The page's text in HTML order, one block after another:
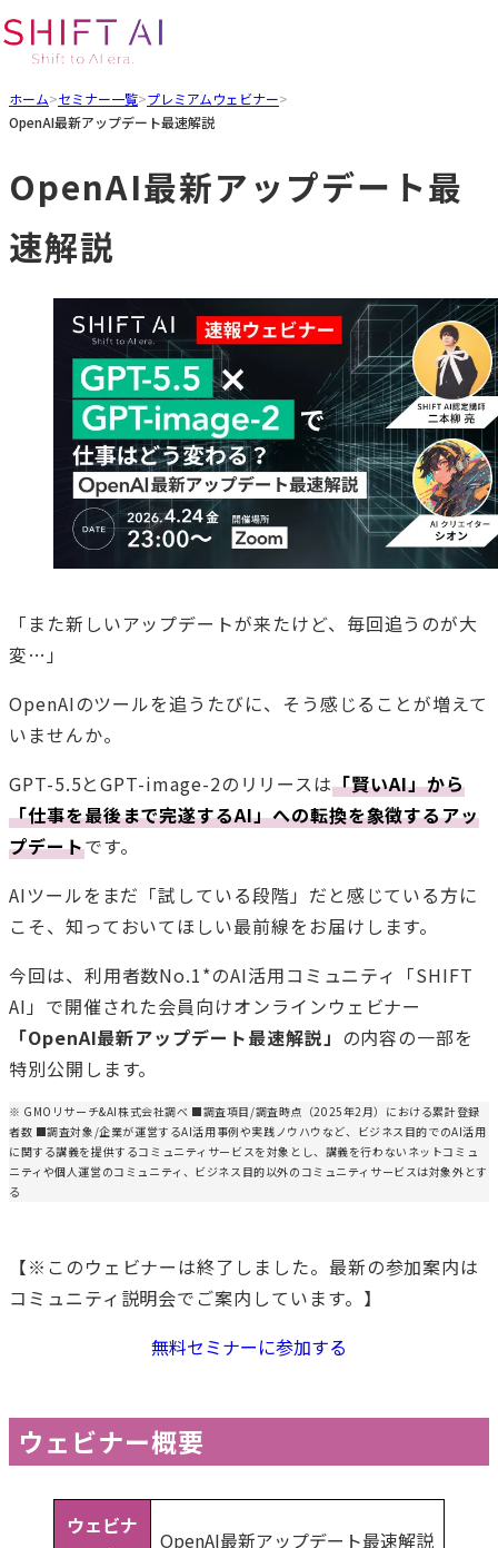
ホーム>セミナー一覧>プレミアムウェビナー>
OpenAI最新アップデート最速解説
OpenAI最新アップデート最
速解説
「また新しいアップデートが来たけど、毎回追うのが大
変…」
OpenAIのツールを追うたびに、そう感じることが増えて
いませんか。
GPT-5.5とGPT-image-2のリリースは「賢いAI」から
「仕事を最後まで完遂するAI」への転換を象徴するアッ
プデートです。
AIツールをまだ「試している段階」だと感じている方に
こそ、知っておいてほしい最前線をお届けします。
今回は、利用者数No.1*のAI活用コミュニティ「SHIFT
AI」で開催された会員向けオンラインウェビナー
「OpenAI最新アップデート最速解説」 の内容の一部を
特別公開します。
※ GMOリサーチ&AI株式会社調べ ■調査項目/調査時点（2025年2月）における累計登録
者数 ■調査対象/企業が運営するAI活用事例や実践ノウハウなど、ビジネス目的でのAI活用
に関する講義を提供するコミュニティサービスを対象とし、講義を行わないネットコミュ
ニティや個人運営のコミュニティ、ビジネス目的以外のコミュニティサービスは対象外とす
る
【※このウェビナーは終了しました。最新の参加案内は
コミュニティ説明会でご案内しています。】
無料セミナーに参加する
ウェビナー概要
ウェビナ
OpenAI最新アップデート最速解説